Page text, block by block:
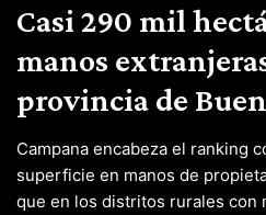
Casi 290 mil
manos
provincia de
Campana encabeza el ranking
superficie en manos de
que en los distritos rurales con